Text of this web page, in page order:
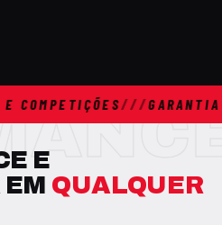
///GARANTIA
E
QUALQUER